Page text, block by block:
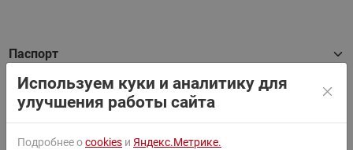
Паспорт
Руководство
Используем куки и аналитику для
улучшения работы сайта
Подробнее оcookies и Яндекс.Метрике.